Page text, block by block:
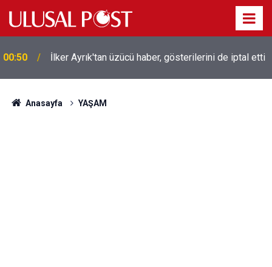
00:50 İlker Ayrık'tan üzücü haber, gösterilerini de iptal etti
00:39
Liverpool efsanesi Mısırlı yıldız Mohamed Salah
Trabzonspor ile anlaştı! Yarın geliyor
Anasayfa YAŞAM